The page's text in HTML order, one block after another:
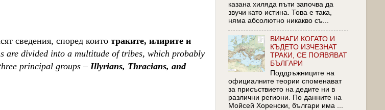
сведения, според които траките, илирите и
are divided into a multitude of tribes, which probably
principal groups – Illyrians, Thracians, and
казана хиляда пъти започва да
звучи като истина. Това е така,
няма абсолютно никакво съ...
ВИНАГИ КОГАТО И
КЪДЕТО ИЗЧЕЗНАТ
ТРАКИ, СЕ ПОЯВЯВАТ
БЪЛГАРИ
Поддръжниците на
официалните теории споменават
за присъствието на дедите ни в
различни региони. По данните на
Мойсей Хоренски, българи има ...